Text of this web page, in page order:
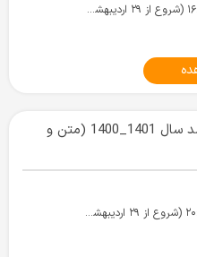
پنجشنبه‌ها ۱۰:۰۰ الی ۱۶:۰۰ (شروع از ۲۹ اردیبهشت ۱۴۰۱)
همایش دو روزه زبان انگلیسی ارشد سال 1401_1400 (متن و
پنجشنبه‌ها ۱۲:۰۰ الی ۲۰:۰۰ (شروع از ۲۹ اردیبهشت ۱۴۰۱)